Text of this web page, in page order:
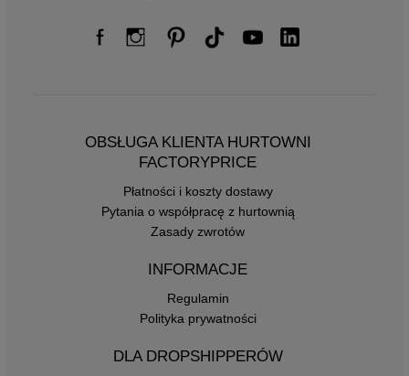
OBSŁUGA KLIENTA HURTOWNI
FACTORYPRICE
Płatności i koszty dostawy
Pytania o współpracę z hurtownią
Zasady zwrotów
INFORMACJE
Regulamin
Polityka prywatności
DLA DROPSHIPPERÓW